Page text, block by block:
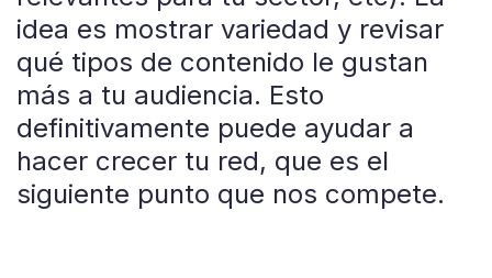
idea es mostrar variedad y revisar
qué tipos de contenido le gustan
más a tu audiencia. Esto
definitivamente puede ayudar a
hacer crecer tu red, que es el
siguiente punto que nos compete.